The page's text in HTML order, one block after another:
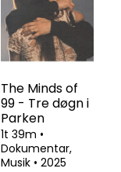
The Minds of
99 - Tre døgn i
Parken
1t 39m •
Dokumentar,
Musik • 2025